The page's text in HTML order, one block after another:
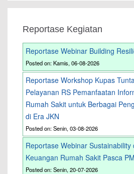
Reportase Kegiatan
Reportase Webinar Building
Posted on: Kamis, 06-08-2026
Reportase Workshop Kupas
Pelayanan RS Pemanfaatan
Rumah Sakit untuk Berbagai
di Era JKN
Posted on: Senin, 03-08-2026
Reportase Webinar Sustainability
Keuangan Rumah Sakit Pasca
Posted on: Senin, 20-07-2026